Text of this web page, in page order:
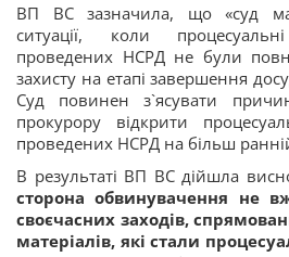
ВП ВС зазначила, що «суд
ситуації, коли
проведених НСРД не були
захисту на етапі завершення
Суд повинен з`ясувати
прокурору відкрити
проведених НСРД на більш ранній
В результаті ВП ВС дійшла
сторона обвинувачення не
своєчасних заходів,
матеріалів, які стали